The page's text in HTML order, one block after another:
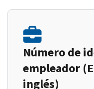
Número de
empleador
inglés)